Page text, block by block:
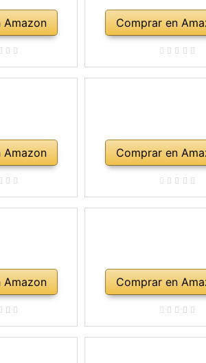
Amazon Comprar en
Amazon Comprar en
Amazon Comprar en